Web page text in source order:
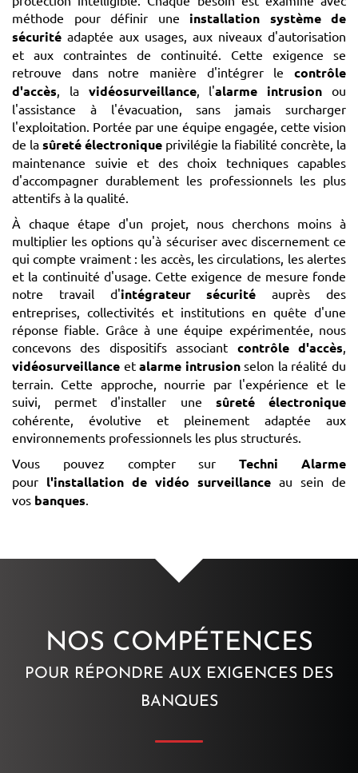
méthode pour définir une installation système de
sécurité adaptée aux usages, aux niveaux d'autorisation
et aux contraintes de continuité. Cette exigence se
retrouve dans notre manière d'intégrer le contrôle
d'accès , la vidéosurveillance, l'alarme intrusion ou
l'assistance à l'évacuation, sans jamais surcharger
l'exploitation. Portée par une équipe engagée, cette vision
de la sûreté électronique privilégie la fiabilité concrète, la
maintenance suivie et des choix techniques capables
d'accompagner durablement les professionnels les plus
attentifs à la qualité.
À chaque étape d'un projet, nous cherchons moins à
multiplier les options qu'à sécuriser avec discernement ce
qui compte vraiment : les accès, les circulations, les alertes
et la continuité d'usage. Cette exigence de mesure fonde
notre travail d'intégrateur sécurité auprès des
entreprises, collectivités et institutions en quête d'une
réponse fiable. Grâce à une équipe expérimentée, nous
concevons des dispositifs associant contrôle d'accès
vidéosurveillance etalarme intrusionselon la réalité du
terrain. Cette approche, nourrie par l'expérience et le
suivi, permet d'installer une sûreté électronique
cohérente, évolutive et pleinement adaptée aux
environnements professionnels les plus structurés.
Vous pouvez compter surTechni Alarme
pour l'installation de vidéo surveillance au sein de
vos banques
NOS COMPÉTENCES
POUR RÉPONDRE AUX EXIGENCES DES
BANQUES